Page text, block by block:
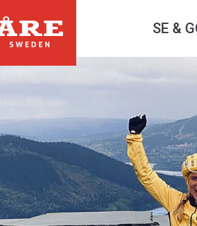
SE &